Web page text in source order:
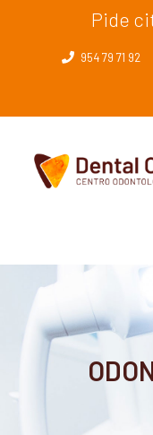
Pide
954 79 71 92